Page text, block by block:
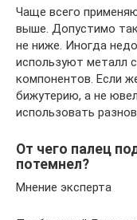
Чаще всего
выше. Допустимо
не ниже. Иногда
используют металл
компонентов. Если
бижутерию, а не
использовать
От чего палец
потемнел?
Мнение эксперта